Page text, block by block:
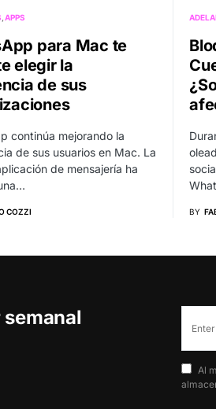
APPS
para Mac te
elegir la
de sus
continúa mejorando la
de sus usuarios en Mac. La
de mensajería ha
COZZI BY
Al